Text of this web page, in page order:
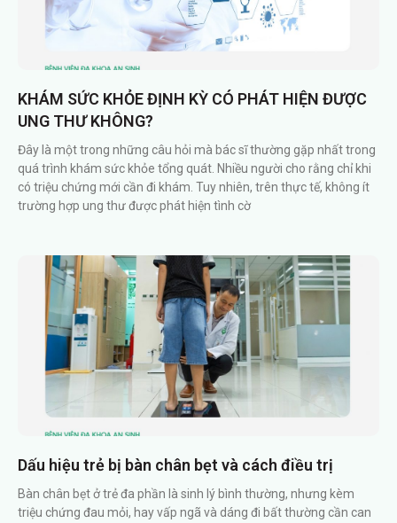
KHÁM SỨC KHỎE ĐỊNH KỲ CÓ PHÁT HIỆN ĐƯỢC
UNG THƯ KHÔNG?
Đây là một trong những câu hỏi mà bác sĩ thường gặp nhất trong
quá trình khám sức khỏe tổng quát. Nhiều người cho rằng chỉ khi
có triệu chứng mới cần đi khám. Tuy nhiên, trên thực tế, không ít
trường hợp ung thư được phát hiện tình cờ
Dấu hiệu trẻ bị bàn chân bẹt và cách điều trị
Bàn chân bẹt ở trẻ đa phần là sinh lý bình thường, nhưng kèm
triệu chứng đau mỏi, hay vấp ngã và dáng đi bất thường cần can